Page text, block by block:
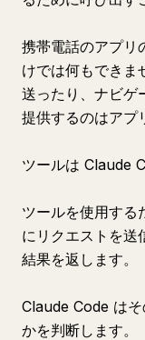
携帯電話のアプリ
けでは何もできま
送ったり、ナビゲ
提供するのはアプ
ツールは Claude
ツールを使用する
にリクエストを送
結果を返します。
Claude Code は
かを判断します。